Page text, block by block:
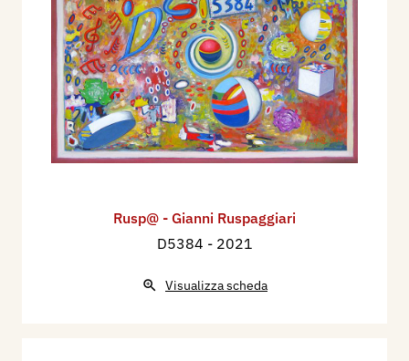
Rusp@ - Gianni Ruspaggiari
D5384 - 2021
Visualizza scheda